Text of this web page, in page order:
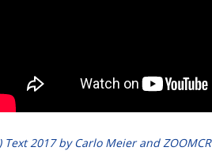
Text 2017 by Carlo Meier and